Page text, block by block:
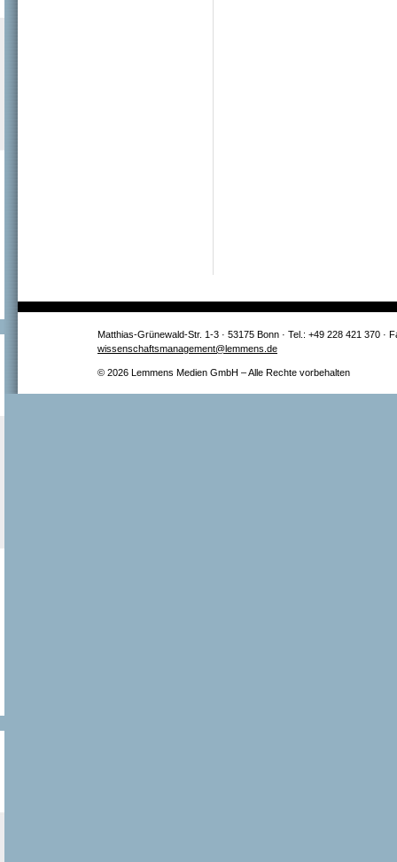
Matthias-Grünewald-Str. 1-3 · 53175 Bonn · Tel.: +49 228 421 370 ·
wissenschaftsmanagement@lemmens.de
© 2026 Lemmens Medien GmbH – Alle Rechte vorbehalten